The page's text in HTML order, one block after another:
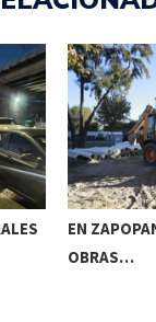
EN
OBRAS…